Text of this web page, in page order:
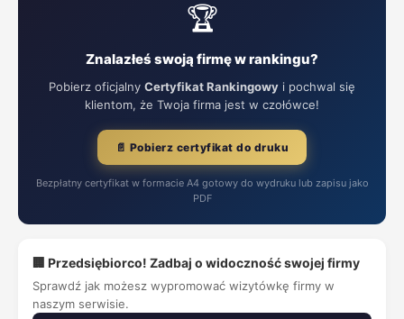
🏆
Znalazłeś swoją firmę w rankingu?
Pobierz oficjalny Certyfikat Rankingowy i pochwal się
klientom, że Twoja firma jest w czołówce!
📄 Pobierz certyfikat do druku
Bezpłatny certyfikat w formacie A4 gotowy do wydruku lub zapisu jako
PDF
🏢 Przedsiębiorco! Zadbaj o widoczność swojej firmy
Sprawdź jak możesz wypromować wizytówkę firmy w
naszym serwisie.